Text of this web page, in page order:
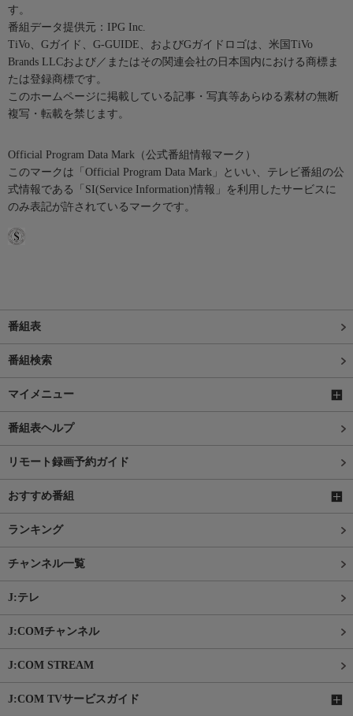
す。
番組データ提供元：IPG Inc.
TiVo、Gガイド、G-GUIDE、およびGガイドロゴは、米国TiVo
Brands LLCおよび／またはその関連会社の日本国内における商標ま
たは登録商標です。
このホームページに掲載している記事・写真等あらゆる素材の無断
複写・転載を禁じます。
Official Program Data Mark（公式番組情報マーク）
このマークは「Official Program Data Mark」といい、テレビ番組の公
式情報である「SI(Service Information)情報」を利用したサービスに
のみ表記が許されているマークです。
番組表
番組検索
マイメニュー
番組表ヘルプ
リモート録画予約ガイド
おすすめ番組
ランキング
チャンネル一覧
J:テレ
J:COMチャンネル
J:COM STREAM
J:COM TVサービスガイド